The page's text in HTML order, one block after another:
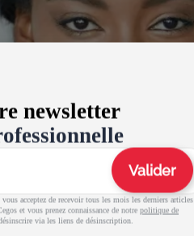
newsletter
Valider
acceptez de recevoir tous les mois les derniers articles
et vous prenez connaissance de notre politique de
via les liens de désinscription.